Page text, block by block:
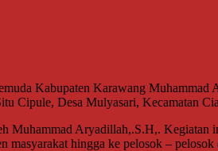
Kabupaten Karawang
Cipule, Desa Mulyasari, Kecamatan
Muhammad Aryadillah,.S.H,.
masyarakat hingga ke pelosok – pelosok